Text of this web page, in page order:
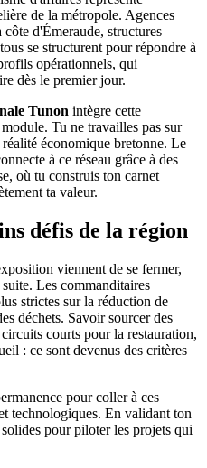
de la métropole. Agences
d'Émeraude, structures
se structurent pour répondre à
opérationnels, qui
dès le premier jour.
Tunon intègre cette
Tu ne travailles pas sur
économique bretonne. Le
à ce réseau grâce à des
où tu construis ton carnet
ta valeur.
défis de la région
viennent de se fermer,
Les commanditaires
strictes sur la réduction de
déchets. Savoir sourcer des
courts pour la restauration,
: ce sont devenus des critères
pour coller à ces
technologiques. En validant ton
pour piloter les projets qui